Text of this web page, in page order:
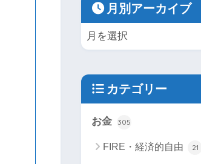
月別アーカイブ
カテゴリー
お金 305
FIRE・経済的自由 21